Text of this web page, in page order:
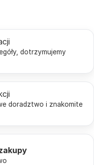
dotrzymujemy
doradztwo i znakomite